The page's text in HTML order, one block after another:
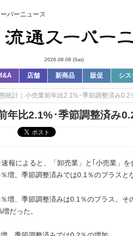
パーニュース
2026.08.08 (Sat)
店舗 新商品 販促 シス
統計｜小売業前年比2.1%･季節調整済み0.2
年比2.1%･季節調整済み
報によると、「卸売業」と｢小売業」を
増。季節調整済みでは0.1％のプラスと
増、季節調整済みは0.1％のプラス。そ
だった。